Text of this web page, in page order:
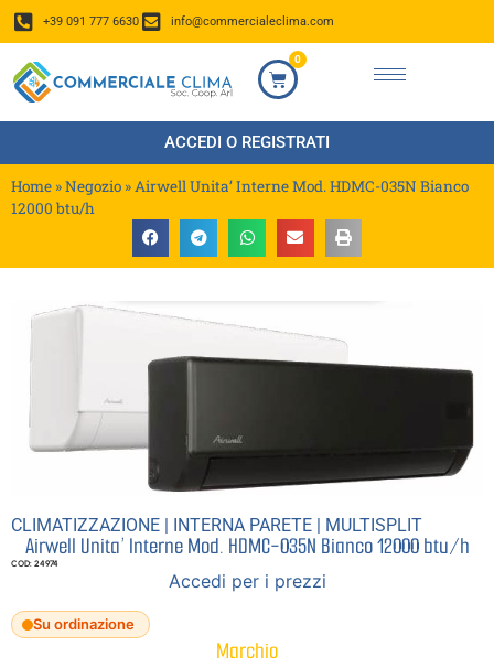
+39 091 777 6630 info@commercialeclima.com
0
ACCEDI O REGISTRATI
Home »Negozio »Airwell Unita’ Interne Mod. HDMC-035N Bianco
12000 btu/h
CLIMATIZZAZIONE INTERNA PARETE MULTISPLIT
Airwell Unita’ Interne Mod. HDMC-035N Bianco 12000 btu/h
COD: 24974
Accedi per i prezzi
Su ordinazione
Marchio